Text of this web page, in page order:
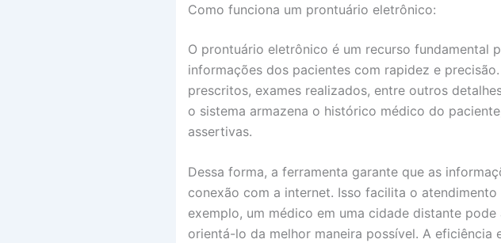
Como funciona um prontuário eletrônico:
O prontuário eletrônico é um recurso fundamental
informações dos pacientes com rapidez e
prescritos, exames realizados, entre outros
o sistema armazena o histórico médico do
assertivas.
Dessa forma, a ferramenta garante que as
conexão com a internet. Isso facilita o
exemplo, um médico em uma cidade distante
orientá-lo da melhor maneira possível. A